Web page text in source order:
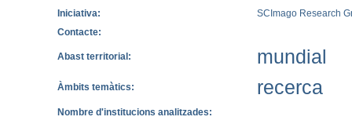
Iniciativa:
SCImago Research
Contacte:
Abast territorial: mundial
Àmbits temàtics: recerca
Nombre d'institucions analitzades: